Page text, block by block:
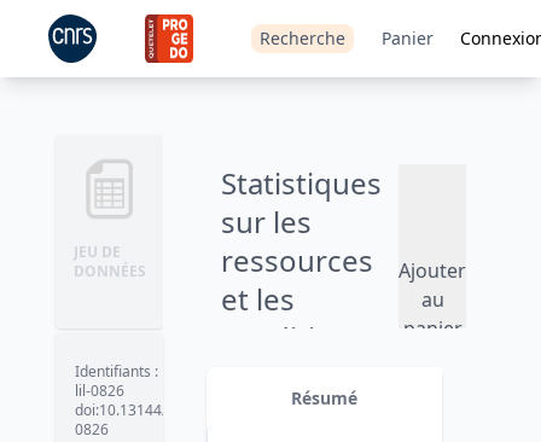
Recherche Panier
JEU DE
DONNÉES
Statistiques
sur les
ressources
et les
conditions
- 2011
Ajouter
au
panier
Identifiants :
lil-0826
doi:10.13144/lil-
0826
Résumé